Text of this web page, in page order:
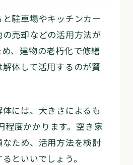
駐車場やキッチンカー
売却などの活用方法が
、建物の老朽化で修繕
体して活用するのが賢
には、大きさによるも
程度かかります。空き家
ため、活用方法を検討
といいでしょう。